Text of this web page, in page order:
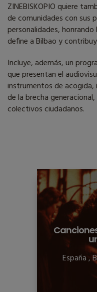
ZINEBISKOPIO quiere
de comunidades con sus
personalidades,
define a Bilbao y
Incluye, además, un
que presentan el
instrumentos de acogida,
de la brecha
colectivos ciudadanos.
España,